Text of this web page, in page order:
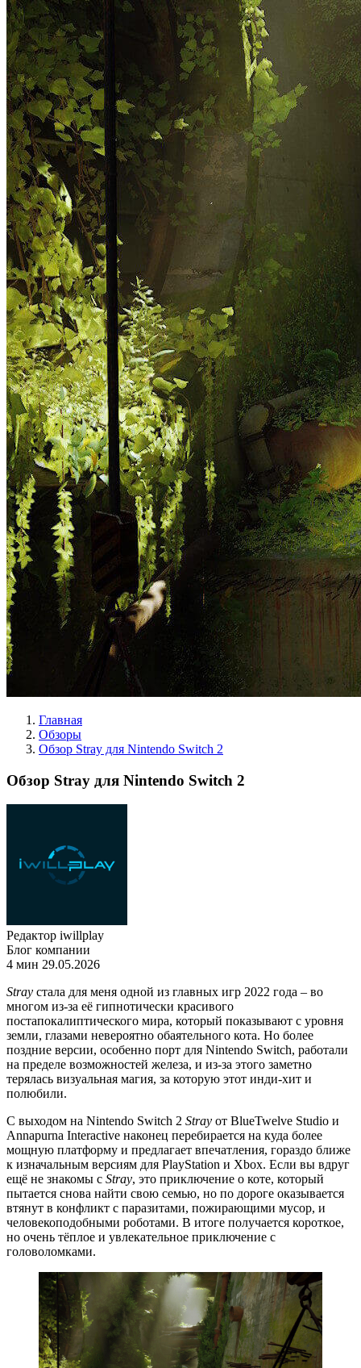
Главная
Обзоры
Обзор Stray для Nintendo Switch 2
Обзор Stray для Nintendo Switch 2
Редактор iwillplay
Блог компании
4 мин 29.05.2026
Stray стала для меня одной из главных игр 2022 года – во
многом из-за её гипнотически красивого
постапокалиптического мира, который показывают с уровня
земли, глазами невероятно обаятельного кота. Но более
поздние версии, особенно порт для Nintendo Switch, работали
на пределе возможностей железа, и из-за этого заметно
терялась визуальная магия, за которую этот инди-хит и
полюбили.
С выходом на Nintendo Switch 2 Stray от BlueTwelve Studio и
Annapurna Interactive наконец перебирается на куда более
мощную платформу и предлагает впечатления, гораздо ближе
к изначальным версиям для PlayStation и Xbox. Если вы вдруг
ещё не знакомы с Stray, это приключение о коте, который
пытается снова найти свою семью, но по дороге оказывается
втянут в конфликт с паразитами, пожирающими мусор, и
человекоподобными роботами. В итоге получается короткое,
но очень тёплое и увлекательное приключение с
головоломками.